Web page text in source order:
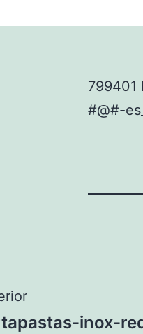
799401
#@#-
inox-